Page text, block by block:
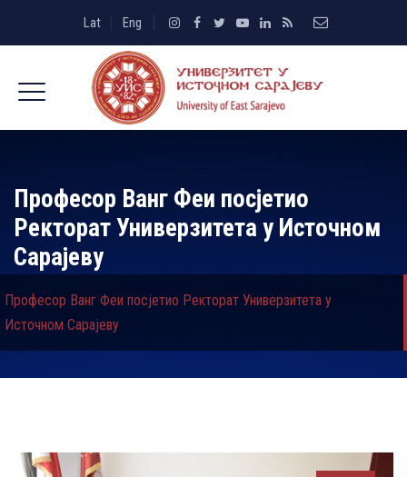
Lat Eng
Професор Ванг Феи посјетио
Ректорат Универзитета у Источном
Сарајеву
Професор Ванг Феи посјетио Ректорат Универзитета у
Источном Сарајеву